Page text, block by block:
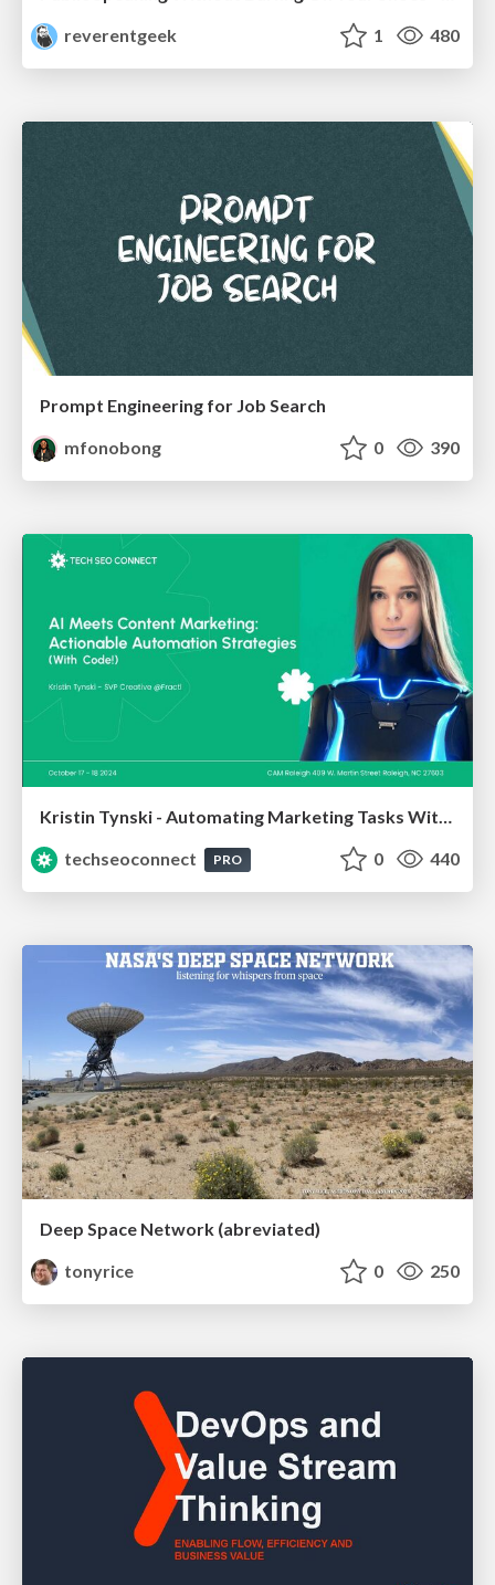
reverentgeek
1 480
Prompt Engineering for Job Search
mfonobong
0 390
Kristin Tynski - Automating Marketing Tasks With AI
techseoconnect
PRO 0 440
Deep Space Network (abreviated)
tonyrice
0 250